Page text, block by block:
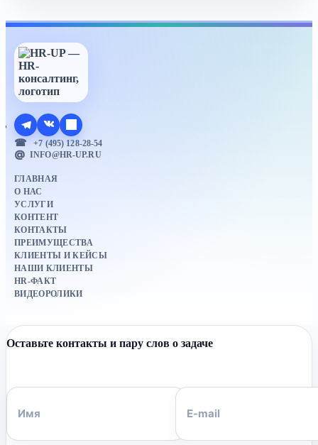
+7 (495) 128-28-54
INFO@HR-UP.RU
ГЛАВНАЯ
О НАС
УСЛУГИ
КОНТЕНТ
КОНТАКТЫ
ПРЕИМУЩЕСТВА
КЛИЕНТЫ И КЕЙСЫ
НАШИ КЛИЕНТЫ
HR-ФАКТ
ВИДЕОРОЛИКИ